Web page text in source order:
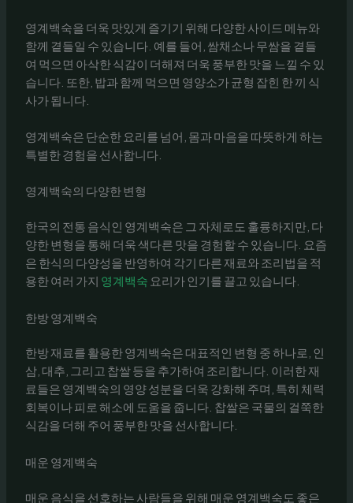
영계백숙을 더욱 맛있게 즐기기 위해 다양한 사이드 메뉴와
함께 곁들일 수 있습니다. 예를 들어, 쌈채소나 무쌈을 곁들
여 먹으면 아삭한 식감이 더해져 더욱 풍부한 맛을 느낄 수 있
습니다. 또한, 밥과 함께 먹으면 영양소가 균형 잡힌 한 끼 식
사가 됩니다.
영계백숙은 단순한 요리를 넘어, 몸과 마음을 따뜻하게 하는
특별한 경험을 선사합니다.
영계백숙의 다양한 변형
한국의 전통 음식인 영계백숙은 그 자체로도 훌륭하지만, 다
양한 변형을 통해 더욱 색다른 맛을 경험할 수 있습니다. 요즘
은 한식의 다양성을 반영하여 각기 다른 재료와 조리법을 적
용한 여러 가지 영계백숙 요리가 인기를 끌고 있습니다.
한방 영계백숙
한방 재료를 활용한 영계백숙은 대표적인 변형 중 하나로, 인
삼, 대추, 그리고 찹쌀 등을 추가하여 조리합니다. 이러한 재
료들은 영계백숙의 영양 성분을 더욱 강화해 주며, 특히 체력
회복이나 피로 해소에 도움을 줍니다. 찹쌀은 국물의 걸쭉한
식감을 더해 주어 풍부한 맛을 선사합니다.
매운 영계백숙
매운 음식을 선호하는 사람들을 위해 매운 영계백숙도 좋은